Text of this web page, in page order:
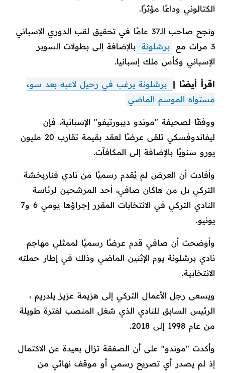
الكتالوني وداعًا مؤثرًا.
ونجح صاحب الـ37 عامًا في تحقيق لقب الدوري الإسباني
3 مرات مع
برشلونة بالإضافة إلى بطولات السوبر
الإسباني وكأس ملك إسبانيا.
اقرأ أيضًا |
برشلونة يرغب في رحيل لاعبه بعد سوء
مستواه الموسم الماضي
ووفقًا لصحيفة "موندو ديبورتيفو" الإسبانية، فإن
ليفاندوفسكي تلقى عرضًا لعقد بقيمة تقارب 20 مليون
يورو سنويًا بالإضافة إلى المكافآت.
وأفادت أن العرض لم يُقدم رسميًا من نادي فناربخشة
التركي بل من هاكان صافي، أحد المرشحين لرئاسة
النادي التركي في الانتخابات المقرر إجراؤها يومي 6 و7
يونيو.
وأوضحت أن صافي قدم عرضًا رسميًا لممثلي مهاجم
نادي برشلونة يوم الإثنين الماضي وذلك في إطار حملته
الانتخابية.
ويسعى رجل الأعمال التركي إلى هزيمة عزيز يلدريم ،
الرئيس السابق للنادي الذي شغل المنصب لفترة طويلة
من عام 1998 إلى 2018.
وأكدت "موندو" على أن الصفقة تزال بعيدة عن الاكتمال
إذ لم يصدر أي تصريح رسمي أو موقف نهائي من